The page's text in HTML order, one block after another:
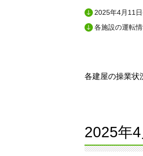
2025年4月11
各施設の運転情
各建屋の操業状
2025年